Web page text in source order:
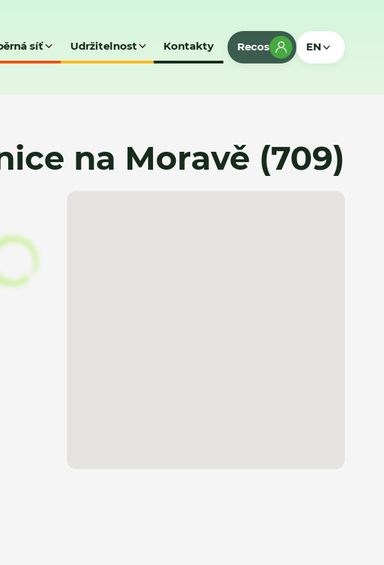
síť Udržitelnost Kontakty Recos EN
na Moravě (709)